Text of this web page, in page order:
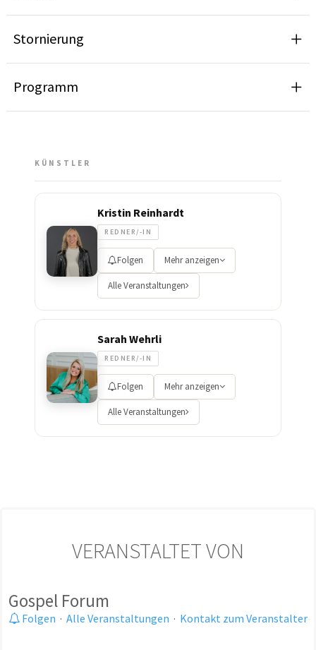
Stornierung
Programm
KÜNSTLER
Kristin Reinhardt
REDNER/-IN
Folgen Mehr anzeigen
Alle Veranstaltungen
Sarah Wehrli
REDNER/-IN
Folgen Mehr anzeigen
Alle Veranstaltungen
VERANSTALTET VON
Gospel Forum
Folgen · Alle Veranstaltungen · Kontakt zum Veranstalter